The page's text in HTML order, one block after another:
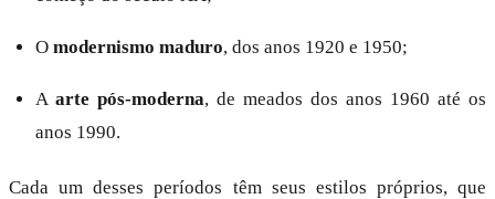
O modernismo maduro, dos anos 1920 e 1950;
A arte pós-moderna, de meados dos anos 1960 até os
anos 1990.
Cada um desses períodos têm seus estilos próprios, que